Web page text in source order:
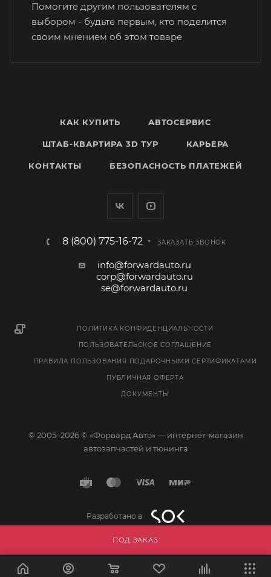
ПОД ЗАКАЗ
Помогите другим пользователям с
выбором - будьте первым, кто поделится
своим мнением об этом товаре
КАК КУПИТЬ АВТОСЕРВИС
ШТАБ-КВАРТИРА 3D ТУР КАРЬЕРА
КОНТАКТЫ БЕЗОПАСНОСТЬ ПЛАТЕЖЕЙ
8 (800) 775-16-72 ЗАКАЗАТЬ ЗВОНОК
info@forwardauto.ru
corp@forwardauto.ru
se@forwardauto.ru
ПОЛИТИКА КОНФИДЕНЦИАЛЬНОСТИ
ПОЛЬЗОВАТЕЛЬСКОЕ СОГЛАШЕНИЕ
ПРАВИЛА ПОЛЬЗОВАНИЯ ПОДАРОЧНЫМИ СЕРТИФИКАТАМИ
ПУБЛИЧНАЯ ОФЕРТА
ДОКУМЕНТЫ
© 2005–2026 © «Форвард Авто» — интернет-магазин
автозапчастей и тюнинга
Разработано в